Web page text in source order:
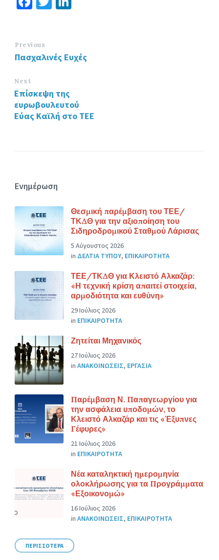
o
o
er
dI
n
Previous
Πασχαλινές Ευχές
Next
Επίσκεψη της
ευρωβουλευτού
Εύας Καϊλή στο ΤΕΕ
Ενημέρωση
Θεσμική παρέμβαση του ΤΕΕ/
ΤΚΔΘ για την αξιοποίηση του
Σιδηροδρομικού Σταθμού Λάρισας
5 Αύγουστος 2026
in ΔΕΛΤΙΑ ΤΥΠΟΥ, ΕΠΙΚΑΙΡΟΤΗΤΑ
ΤΕΕ/ΤΚΔΘ για Κλειστό Αλκαζάρ:
«Η τεχνική κρίση απαιτεί στοιχεία,
αρμοδιότητα και ευθύνη»
29 Ιούλιος 2026
in ΕΠΙΚΑΙΡΟΤΗΤΑ
Ζητείται Μηχανικός
27 Ιούλιος 2026
in ΑΝΑΚΟΙΝΩΣΕΙΣ, ΕΡΓΑΣΙΑ
Παρέμβαση Ν. Παπαγεωργίου για
την ασφάλεια υποδομών, το
Κλειστό Αλκαζάρ και τις «Έξυπνες
Γέφυρες»
21 Ιούλιος 2026
in ΕΠΙΚΑΙΡΟΤΗΤΑ
Νέα καταληκτική ημερομηνία
ολοκλήρωσης για τα Προγράμματα
«Εξοικονομώ»
16 Ιούλιος 2026
in ΑΝΑΚΟΙΝΩΣΕΙΣ, ΕΠΙΚΑΙΡΟΤΗΤΑ
ΠΕΡΙΣΣΟΤΕΡΑ